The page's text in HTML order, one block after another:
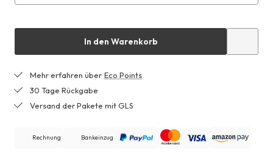
In den Warenkorb
Mehr erfahren über Eco Points
30 Tage Rückgabe
Versand der Pakete mit GLS
Rechnung Bankeinzug